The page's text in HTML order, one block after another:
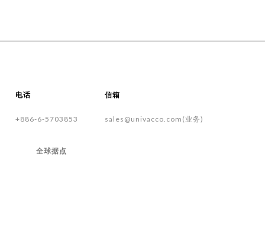
电话
+886-6-5703853
信箱
sales@univacco.com(业务)
全球据点